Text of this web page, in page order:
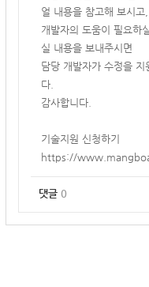
얼 내용을 참고해 보시고,
개발자의 도움이 필요하
실 내용을 보내주시면
담당 개발자가 수정을 지
다.
감사합니다.
기술지원 신청하기
https://
댓글 0